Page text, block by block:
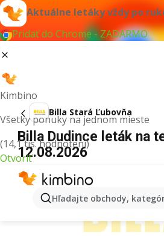
Aktuálne letáky vždy po
Pridať do Chrome - ZADARMO
Kimbino
Všetky ponuky na jednom mieste
(14,1 tis. hodnotení)
Otvoriť
Hľadajte obchody,
Billa Stará Ľubovňa
Billa Dudince leták na
12.08.2026